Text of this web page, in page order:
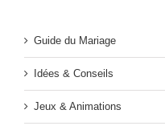
Guide du Mariage
Idées & Conseils
Jeux & Animations